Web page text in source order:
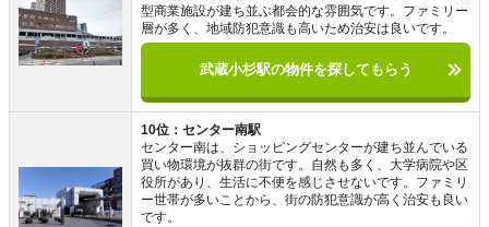
型商業施設が建ち並ぶ都会的な雰囲気です。ファミリー
層が多く、地域防犯意識も高いため治安は良いです。
武蔵小杉駅の物件を探してもらう
10位：センター南駅
センター南は、ショッピングセンターが建ち並んでいる
買い物環境が抜群の街です。自然も多く、大学病院や区
役所があり、生活に不便を感じさせないです。ファミリ
ー世帯が多いことから、街の防犯意識が高く治安も良い
です。